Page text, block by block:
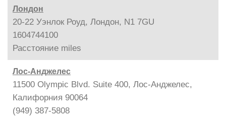
Лондон
20-22 Уэнлок Роуд, Лондон, N1 7GU
1604744100
Расстояние miles
Лос-Анджелес
11500 Olympic Blvd. Suite 400, Лос-Анджелес,
Калифорния 90064
(949) 387-5808